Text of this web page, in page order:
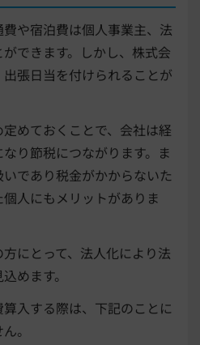
や宿泊費は個人事業主、法
できます。しかし、株式会
張日当を付けられることが
めておくことで、会社は経
り節税につながります。ま
であり税金がかからないた
人にもメリットがありま
にとって、法人化により法
めます。
入する際は、下記のことに
。